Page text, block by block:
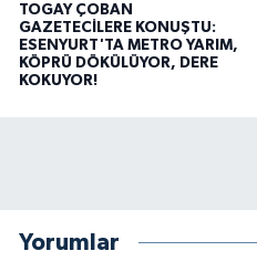
TOGAY ÇOBAN
GAZETECİLERE KONUŞTU:
ESENYURT'TA METRO YARIM,
KÖPRÜ DÖKÜLÜYOR, DERE
KOKUYOR!
Yorumlar